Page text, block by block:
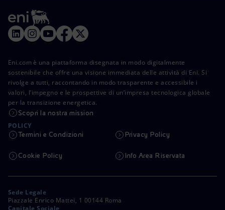
Eni.com è una piattaforma disegnata in modo digitalmente
sostenibile che offre una visione immediata delle attività di Eni. Si
rivolge a tutti, raccontando in modo trasparente e accessibile i
valori, l’impegno e le prospettive di un’impresa tecnologica globale
per la transizione energetica.
Scopri la nostra mission
POLICY
Termini e Condizioni Privacy Policy
Cookie Policy Info Area Riservata
Sede Legale
Piazzale Enrico Mattei, 1 00144 Roma
Capitale Sociale